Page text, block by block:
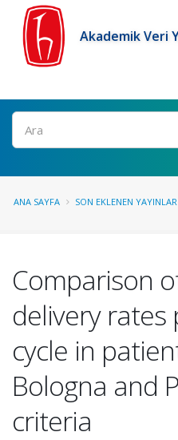
Akademik Veri
Ara
ANA SAYFA SON EKLENEN YAYINLAR
Comparison
delivery
cycle in
Bologna and
criteria